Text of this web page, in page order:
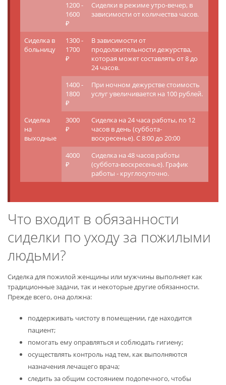
1200 -
1600
₽
Сиделки в режиме утро-вечер, в
зависимости от количества часов.
Сиделка в
больницу
1300 -
1700
₽
В зависимости от
продолжительности дежурства,
которая может составлять от 8 до
24 часов.
1400 -
1800
₽
При ночном дежурстве стоимость
услуг увеличивается на 100 рублей.
Сиделка
на
выходные
3000
₽
Сиделка на 24 часа работы, по 12
часов в день (суббота-
воскресенье). С 8:00 до 20:00
4000
₽
Сиделка на 48 часов работы
(суббота-воскресенье). График
работы - круглосуточно.
Что входит в обязанности
сиделки по уходу за пожилыми
людьми?
Сиделка для пожилой женщины или мужчины выполняет как
традиционные задачи, так и некоторые другие обязанности.
Прежде всего, она должна:
поддерживать чистоту в помещении, где находится
пациент;
помогать ему оправляться и соблюдать гигиену;
осуществлять контроль над тем, как выполняются
назначения лечащего врача;
следить за общим состоянием подопечного, чтобы